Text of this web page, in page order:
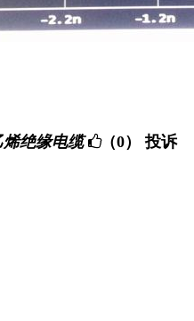
绝缘电缆 （0） 投诉